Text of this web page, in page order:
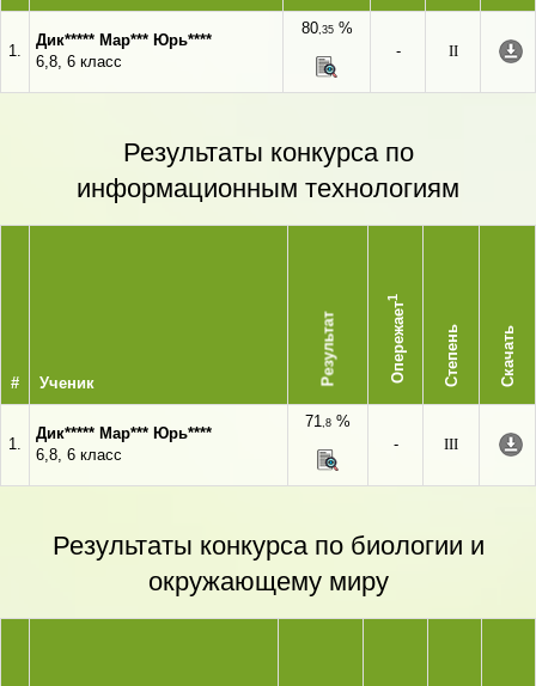
1.
Дик***** Мар*** Юрь****
6,8, 6 класс
80,35%
-
II
Результаты конкурса по
информационным технологиям
# Ученик Результат Опережает
1
Степень Скачать
1.
Дик***** Мар*** Юрь****
6,8, 6 класс
71,8 %
-
III
Результаты конкурса по биологии и
окружающему миру